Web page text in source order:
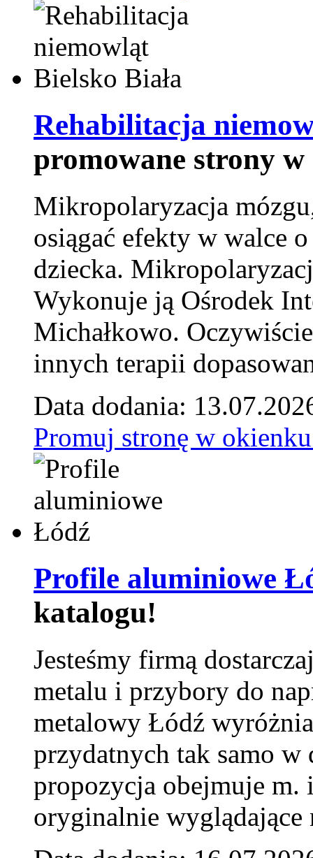
Rehabilitacja
promowane strony
Mikropolaryzacja
osiągać efekty w walce
dziecka.
Wykonuje ją Ośrodek
Michałkowo.
innych terapii
Data dodania:
Promuj stronę w
Profile aluminiowe
katalogu!
Jesteśmy firmą
metalu i przybory do
metalowy Łódź
przydatnych tak samo w
propozycja obejmuje m.
oryginalnie wyglądające